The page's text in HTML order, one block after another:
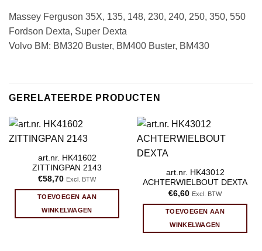
Massey Ferguson 35X, 135, 148, 230, 240, 250, 350, 550
Fordson Dexta, Super Dexta
Volvo BM: BM320 Buster, BM400 Buster, BM430
GERELATEERDE PRODUCTEN
art.nr. HK41602
ZITTINGPAN 2143
€58,70 Excl. BTW
TOEVOEGEN AAN
WINKELWAGEN
art.nr. HK43012
ACHTERWIELBOUT DEXTA
€6,60 Excl. BTW
TOEVOEGEN AAN
WINKELWAGEN